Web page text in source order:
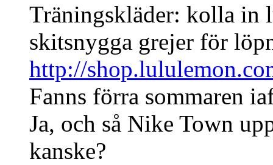
Träningskläder: kolla in
skitsnygga grejer för
http://
Fanns förra sommaren
Ja, och så Nike Town
kanske?